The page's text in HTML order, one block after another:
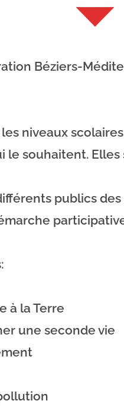
Béziers-
niveaux
le souhaitent.
publics
à la Terre
une seconde vie